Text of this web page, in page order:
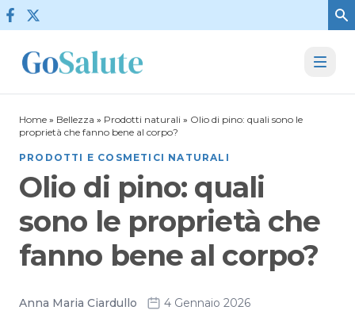
Vai al contenuto
Home » Bellezza » Prodotti naturali » Olio di pino: quali sono le
proprietà che fanno bene al corpo?
PRODOTTI E COSMETICI NATURALI
Olio di pino: quali
sono le proprietà che
fanno bene al corpo?
Anna Maria Ciardullo 4 Gennaio 2026